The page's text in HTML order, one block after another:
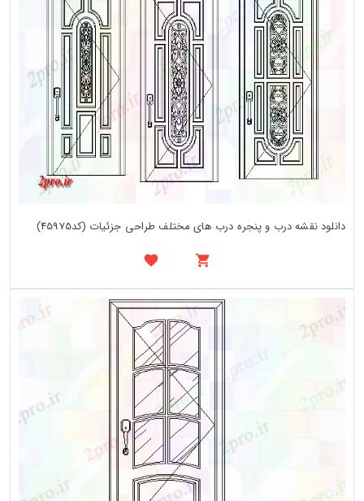
دانلود نقشه درب و پنجره درب های مختلف طراحی جزئیات (کد45975)